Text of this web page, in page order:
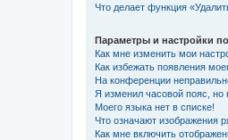
Что делает функция
Параметры и настройки
Как мне изменить мои
Как избежать появления
На конференции
Я изменил часовой пояс, но
Моего языка нет в списке!
Что означают изображения
Как мне включить